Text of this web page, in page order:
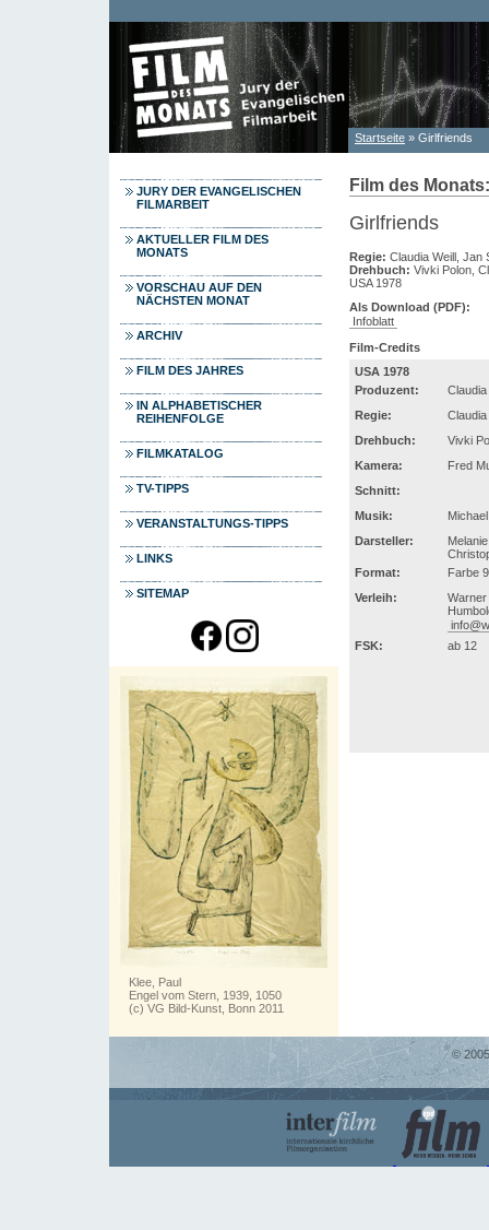
Sie sind hier
Startseite » Girlfriends
JURY DER EVANGELISCHEN
FILMARBEIT
AKTUELLER FILM DES
MONATS
VORSCHAU AUF DEN
NÄCHSTEN MONAT
ARCHIV
FILM DES JAHRES
IN ALPHABETISCHER
REIHENFOLGE
FILMKATALOG
TV-TIPPS
VERANSTALTUNGS-TIPPS
LINKS
SITEMAP
Klee, Paul
Engel vom Stern, 1939, 1050
(c) VG Bild-Kunst, Bonn 2011
Film des
Girlfriends
Regie: Claudia Weill, Jan
Drehbuch: Vivki Polon,
USA 1978
Als Download (PDF):
Infoblatt
Film-Credits
USA 1978
Produzent:
Regie:
Drehbuch:
Vivki
Kamera:
Fred
Schnitt:
Musik:
Darsteller:
Format:
Farbe
Verleih:
FSK:
ab 12
©